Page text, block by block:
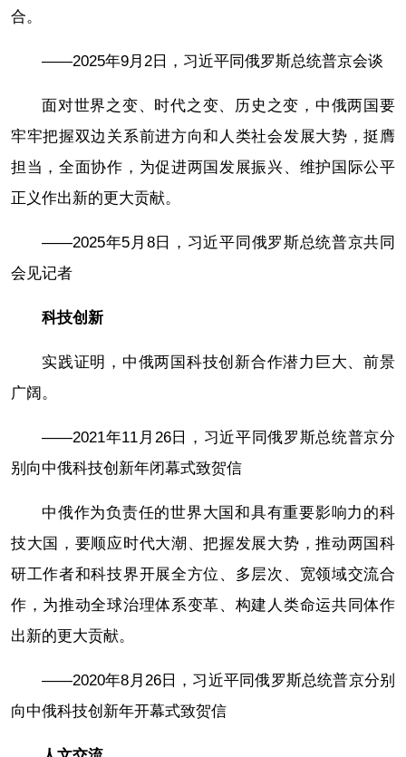
合。
——2025年9月2日，习近平同俄罗斯总统普京会谈
面对世界之变、时代之变、历史之变，中俄两国要
牢牢把握双边关系前进方向和人类社会发展大势，挺膺
担当，全面协作，为促进两国发展振兴、维护国际公平
正义作出新的更大贡献。
——2025年5月8日，习近平同俄罗斯总统普京共同
会见记者
科技创新
实践证明，中俄两国科技创新合作潜力巨大、前景
广阔。
——2021年11月26日，习近平同俄罗斯总统普京分
别向中俄科技创新年闭幕式致贺信
中俄作为负责任的世界大国和具有重要影响力的科
技大国，要顺应时代大潮、把握发展大势，推动两国科
研工作者和科技界开展全方位、多层次、宽领域交流合
作，为推动全球治理体系变革、构建人类命运共同体作
出新的更大贡献。
——2020年8月26日，习近平同俄罗斯总统普京分别
向中俄科技创新年开幕式致贺信